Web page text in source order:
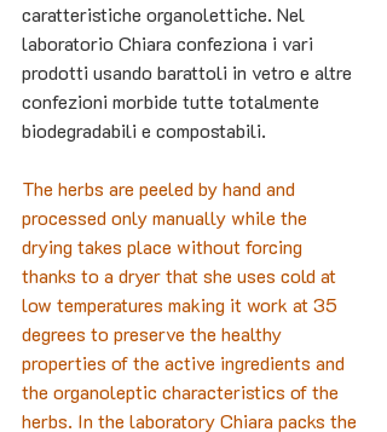
caratteristiche organolettiche. Nel
laboratorio Chiara confeziona i vari
prodotti usando barattoli in vetro e altre
confezioni morbide tutte totalmente
biodegradabili e compostabili.
The herbs are peeled by hand and
processed only manually while the
drying takes place without forcing
thanks to a dryer that she uses cold at
low temperatures making it work at 35
degrees to preserve the healthy
properties of the active ingredients and
the organoleptic characteristics of the
herbs. In the laboratory Chiara packs the